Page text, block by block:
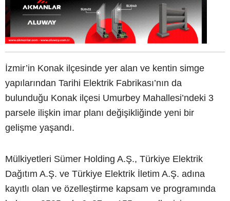
İzmir’in Konak ilçesinde yer alan ve kentin simge
yapılarından Tarihi Elektrik Fabrikası’nın da
bulunduğu Konak ilçesi Umurbey Mahallesi’ndeki 3
parsele ilişkin imar planı değişikliğinde yeni bir
gelişme yaşandı.
Mülkiyetleri Sümer Holding A.Ş., Türkiye Elektrik
Dağıtım A.Ş. ve Türkiye Elektrik İletim A.Ş. adına
kayıtlı olan ve özelleştirme kapsam ve programında